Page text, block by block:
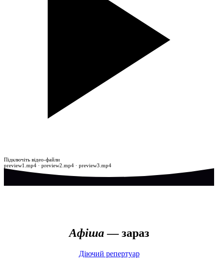
Підключіть відео-файли
preview1.mp4 · preview2.mp4 · preview3.mp4
Афіша— зараз
Діючий репертуар